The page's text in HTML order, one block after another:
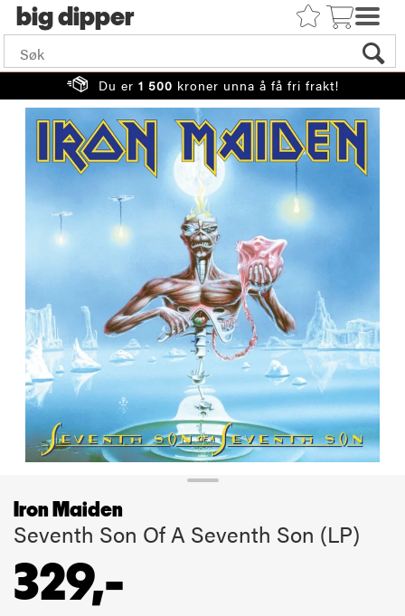
big
Du er 1 500 kroner unna å få fri frakt!
Iron Maiden
Seventh Son Of A Seventh Son (LP)
329,-